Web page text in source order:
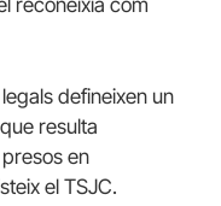
reconeixia com
defineixen un
resulta
en
el TSJC.